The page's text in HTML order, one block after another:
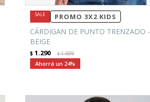
PROMO 3X2 KIDS
CÁRDIGAN DE PUNTO TRENZADO -
BEIGE
$ 1.290 $1.699
24